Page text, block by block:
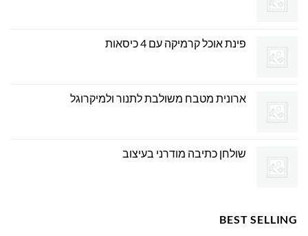
פינת אוכל קרמיקה עם 4 כיסאות
ארונית מטבח משולבת לתנור ולמיקרוגל
שולחן כתיבה מודרני בעיצוב
BEST SELLING